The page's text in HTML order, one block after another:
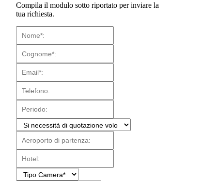
Compila il modulo sotto riportato per inviare la
tua richiesta.